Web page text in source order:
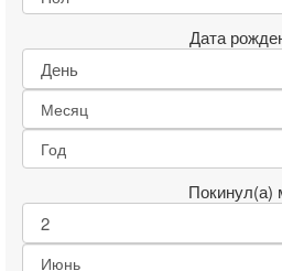
Дата
Покинул(а)